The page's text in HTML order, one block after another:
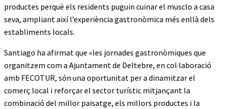
productes perquè els residents puguin cuinar el musclo a casa
seva, ampliant així l’experiència gastronòmica més enllà dels
establiments locals.
Santiago ha afirmat que «les jornades gastronòmiques que
organitzem com a Ajuntament de Deltebre, en col·laboració
amb FECOTUR, són una oportunitat per a dinamitzar el
comerç local i reforçar el sector turístic mitjançant la
combinació del millor paisatge, els millors productes i la